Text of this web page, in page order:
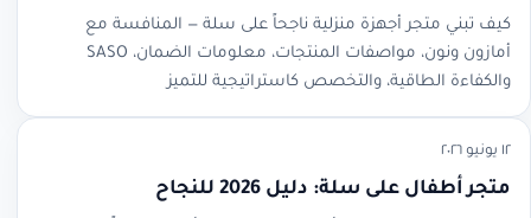
كيف تبني متجر أجهزة منزلية ناجحاً على سلة — المنافسة مع
أمازون ونون، مواصفات المنتجات، معلومات الضمان، SASO
والكفاءة الطاقية، والتخصص كاستراتيجية للتميز
١٢ يونيو ٢٠٢٦
متجر أطفال على سلة: دليل 2026 للنجاح